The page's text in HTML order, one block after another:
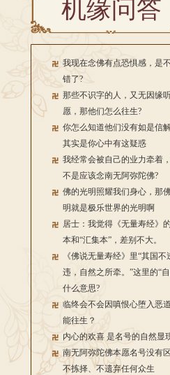
机缘问答
我现在念佛有点恐惧感，是
错了?
那些不识字的人，又无因缘
愿，那他们怎么往生?
你怎么知道他们没有如是信
其实是你心中有这疑惑
我经常会被自己的业力牵着
不是应该念南无阿弥陀佛?
佛的光明照耀我们身心，那
明就是极乐世界的光明啊
居士：我觉得《无量寿经》
本和“汇集本”，差别不大。
《佛说无量寿经》里“其国不
违，自然之所牵。”这里的“
什么意思?
临终会不会因嗔恨心堕入恶
能往生？
内心的欢喜 是名号的自然显
南无阿弥陀佛本愿名号没有
不拣择、不遗弃任何众生